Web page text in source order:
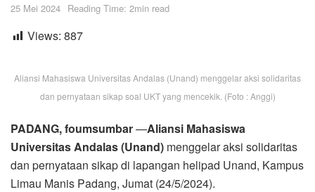
25 Mei 2024 Reading Time: 2min read
Views: 887
Aliansi Mahasiswa Universitas Andalas (Unand) menggelar aksi solidaritas
dan pernyataan sikap soal UKT yang mencekik. (Foto : Anggi)
PADANG, foumsumbar—Aliansi Mahasiswa
Universitas Andalas (Unand) menggelar aksi solidaritas
dan pernyataan sikap di lapangan helipad Unand, Kampus
Limau Manis Padang, Jumat (24/5/2024).